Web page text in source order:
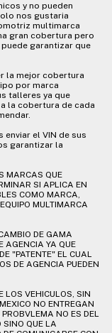
y no pueden
nos gustaria
multimarca
gran cobertura pero
garantizar que
la mejor cobertura
por marca
talleres ya que
la cobertura de cada
el VIN de sus
garantizar la
MARCAS QUE
SI APLICA EN
COMO MARCA,
MULTIMARCA
DE GAMA
AGENCIA YA QUE
"PATENTE" EL CUAL
DE AGENCIA PUEDEN
LOS VEHICULOS, SIN
NO ENTREGAN
NO ES DEL
SINO QUE LA